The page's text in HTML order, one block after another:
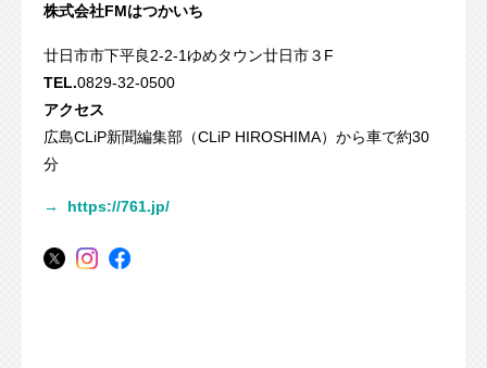
株式会社FMはつかいち
廿日市市下平良2-2-1ゆめタウン廿日市３F
TEL.0829-32-0500
アクセス
広島CLiP新聞編集部（CLiP HIROSHIMA）から車で約30
分
→ https://761.jp/